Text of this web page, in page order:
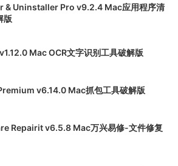
& Uninstaller Pro v9.2.4 Mac应用程序清
版
Mac OCR文字识别工具破解版
v6.14.0 Mac抓包工具破解版
Repairit v6.5.8 Mac万兴易修-文件修复